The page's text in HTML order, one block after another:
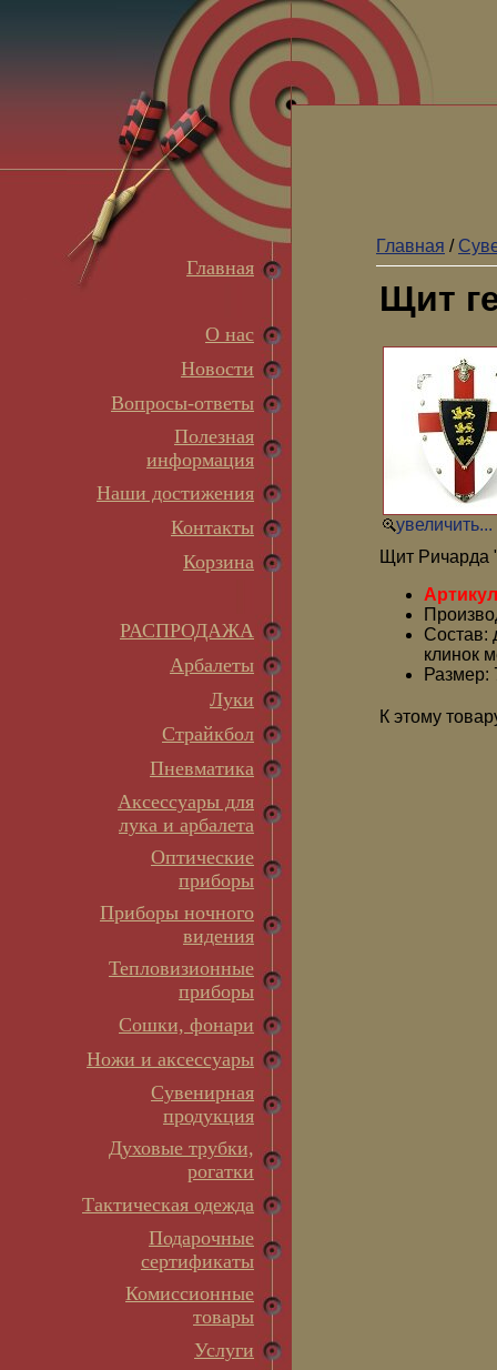
Главная
О нас
Новости
Вопросы-ответы
Полезная
информация
Наши достижения
Контакты
Корзина
РАСПРОДАЖА
Арбалеты
Луки
Страйкбол
Пневматика
Аксессуары для
лука и арбалета
Оптические
приборы
Приборы ночного
видения
Тепловизионные
приборы
Сошки, фонари
Ножи и аксессуары
Сувенирная
продукция
Духовые трубки,
рогатки
Тактическая одежда
Подарочные
сертификаты
Комиссионные
товары
Услуги
Главная /
Щит
увеличить...
Щит Ричарда
Состав:
клинок
Размер:
К этому